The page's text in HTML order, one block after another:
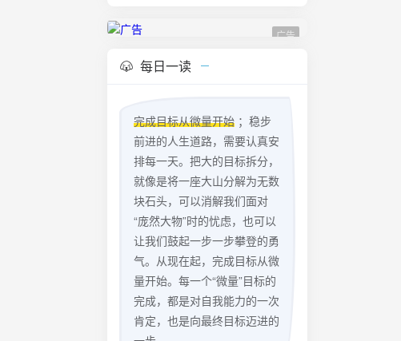
广告
每日一读
完成目标从微量开始 ；稳步
前进的人生道路，需要认真安
排每一天。把大的目标拆分，
就像是将一座大山分解为无数
块石头，可以消解我们面对
“庞然大物”时的忧虑，也可以
让我们鼓起一步一步攀登的勇
气。从现在起，完成目标从微
量开始。每一个“微量”目标的
完成，都是对自我能力的一次
肯定，也是向最终目标迈进的